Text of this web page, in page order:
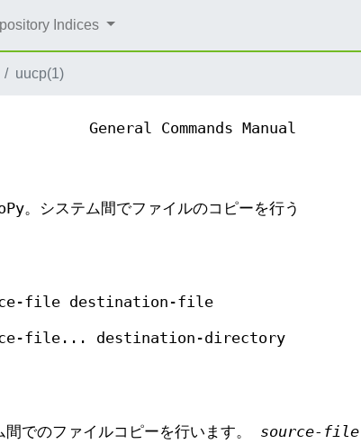
Indices
uucp(1)
General Commands Manual
システム間でファイルのコピーを行う
file destination-file
file... destination-directory
でのファイルコピーを行います。 source-file